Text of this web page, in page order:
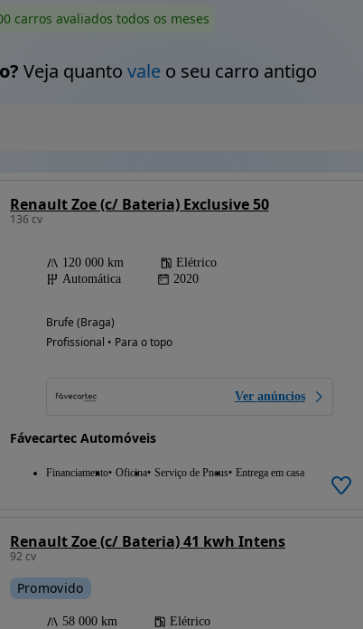
carros avaliados todos os meses
Veja quanto valeo seu carro antigo
Renault Zoe (c/ Bateria) Exclusive 50
136 cv
120 000 km
Elétrico
Automática
2020
Brufe (Braga)
Profissional • Para o topo
Ver anúncios
Fávecartec Automóveis
Financiamento Oficina Serviço de Pneus Entrega em casa
Renault Zoe (c/ Bateria) 41 kwh Intens
92 cv
Promovido
58 000 km
Elétrico